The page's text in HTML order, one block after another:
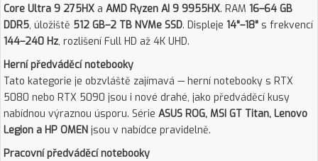
Core Ultra 9 275HX a AMD Ryzen AI 9 9955HX. RAM 16–64 GB
DDR5, úložiště 512 GB–2 TB NVMe SSD. Displeje 14"–18" s frekvencí
144–240 Hz, rozlišení Full HD až 4K UHD.
Herní předváděcí notebooky
Tato kategorie je obzvláště zajímavá — herní notebooky s RTX
5080 nebo RTX 5090 jsou i nové drahé, jako předváděcí kusy
nabídnou výraznou úsporu. Série ASUS ROG, MSI GT Titan, Lenovo
Legion a HP OMEN jsou v nabídce pravidelně.
Pracovní předváděcí notebooky